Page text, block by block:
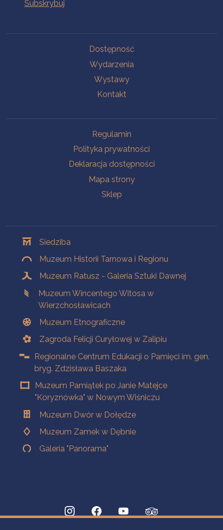
Dostępność
Wydarzenia
Wystawy
Kontakt
Regulamin
Polityka prywatności
Deklaracja dostępności
Mapa strony
Sklep
Siedziba
Muzeum Historii Tarnowa i Regionu
Muzeum Ratusz - Galeria Sztuki Dawnej
Muzeum Wincentego Witosa w
Wierzchosławicach
Muzeum Etnograficzne
Zagroda Felicji Curyłowej w Zalipiu
Regionalne Centrum Edukacji o Pamięci im. gen.
bryg. Zdzisława Baszaka
Muzeum Pamiątek po Janie Matejce
"Koryznówka" w Nowym Wiśniczu
Muzeum Dwór w Dołędze
Muzeum Zamek w Dębnie
Galeria "Panorama"